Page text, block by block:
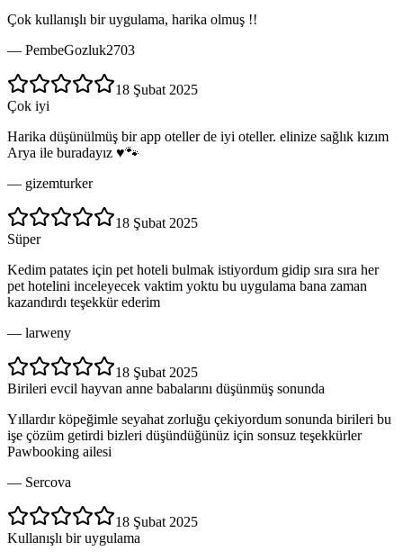
Çok kullanışlı bir uygulama, harika olmuş !!
— PembeGozluk2703
18 Şubat 2025
Çok iyi
Harika düşünülmüş bir app oteller de iyi oteller. elinize sağlık kızım
Arya ile buradayız ♥️🐾
— gizemturker
18 Şubat 2025
Süper
Kedim patates için pet hoteli bulmak istiyordum gidip sıra sıra her
pet hotelini inceleyecek vaktim yoktu bu uygulama bana zaman
kazandırdı teşekkür ederim
— larweny
18 Şubat 2025
Birileri evcil hayvan anne babalarını düşünmüş sonunda
Yıllardır köpeğimle seyahat zorluğu çekiyordum sonunda birileri bu
işe çözüm getirdi bizleri düşündüğünüz için sonsuz teşekkürler
Pawbooking ailesi
— Sercova
18 Şubat 2025
Kullanışlı bir uygulama